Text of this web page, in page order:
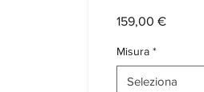
159,00 €Prezzo
Misura *
Seleziona